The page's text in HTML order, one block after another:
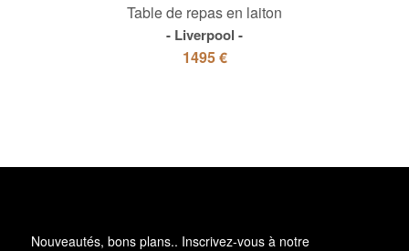
Table de repas en laiton
Liverpool
1495 €
Nouveautés, bons plans.. Inscrivez-vous à notre